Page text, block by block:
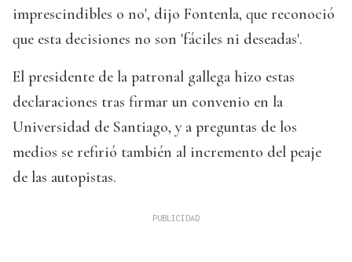
imprescindibles o no', dijo Fontenla, que reconoció
que esta decisiones no son 'fáciles ni deseadas'.
El presidente de la patronal gallega hizo estas
declaraciones tras firmar un convenio en la
Universidad de Santiago, y a preguntas de los
medios se refirió también al incremento del peaje
de las autopistas.